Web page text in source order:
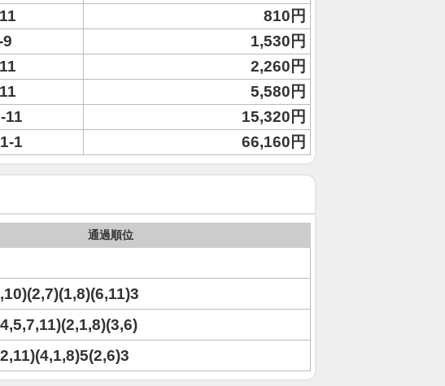
810円
9
1,530円
2,260円
5,580円
11
15,320円
1 66,160円
通過順位